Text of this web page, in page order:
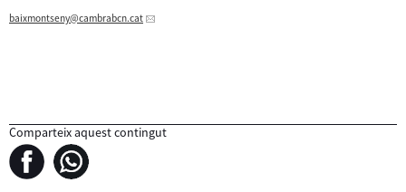
baixmontseny@cambrabcn.cat
Comparteix aquest contingut